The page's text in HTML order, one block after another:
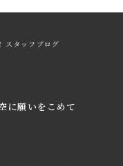
スタッフブログ
に願いをこめて